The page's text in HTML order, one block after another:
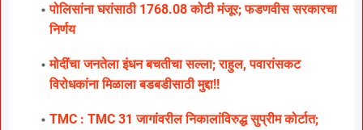
पोलिसांना घरांसाठी 1768.08 कोटी मंजूर; फडणवीस सरकारचा
निर्णय
मोदींचा जनतेला इंधन बचतीचा सल्ला; राहुल, पवारांसकट
विरोधकांना मिळाला बडबडीसाठी मुद्दा!!
TMC : TMC 31 जागांवरील निकालांविरुद्ध सुप्रीम कोर्टात;